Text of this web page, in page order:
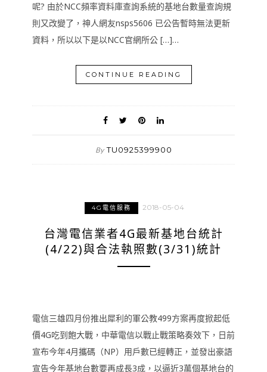
呢? 由於NCC頻率資料庫查詢系統的基地台數量查詢規
則又改變了，神人網友nsps5606 已公告暫時無法更新
資料，所以以下是以NCC官網所公 […]…
CONTINUE READING
By TU0925399900
4G電信服務 2018-05-04
台灣電信業者4G最新基地台統計
(4/22)與合法執照數(3/31)統計
電信三雄四月份推出犀利的軍公教499方案再度掀起低
價4G吃到飽大戰，中華電信以戰止戰策略奏效下，日前
宣布今年4月攜碼（NP）用戶數已經轉正，並發出豪語
宣告今年基地台數要再成長3成，以逼近3萬個基地台的